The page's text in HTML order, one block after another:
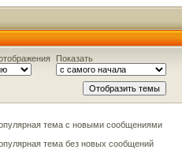
Показать
тема с новыми сообщениями
тема без новых сообщений